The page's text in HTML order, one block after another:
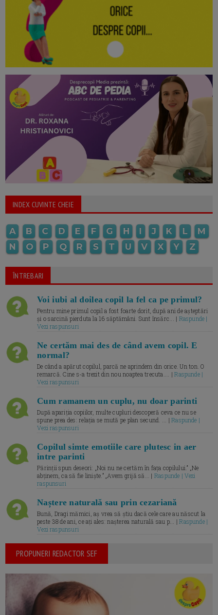
INDEX CUVINTE CHEIE
A B C D E F G H I J K L
M
N
O P Q R S T U V X Y Z
ÎNTREBARI
Voi iubi al doilea copil la fel ca pe primul?
Pentru mine primul copil a fost foarte dorit, după ani de așteptări
și o sarcină pierduta la 16 săptămâni. Sunt însărc... | Raspunde |
Vezi raspunsuri
Ne certăm mai des de când avem copil. E
normal?
De când a apărut copilul, parcă ne aprindem din orice. Un ton. O
remarcă. Cine s-a trezit din nou noaptea trecuta.... |Raspunde |
Vezi raspunsuri
Cum ramanem un cuplu, nu doar parinti
După apariția copiilor, multe cupluri descoperă ceva ce nu se
spune prea des: relația se mută pe plan secund. ... |Raspunde |
Vezi raspunsuri
Copilul simte emotiile care plutesc in aer
intre parinti
Părinții spun deseori: „Noi nu ne certăm în fața copilului.” „Ne
abținem, ca să fie liniște.” „Avem grijă să... | Raspunde | Vezi
raspunsuri
Naștere naturală sau prin cezariană
Bună, Dragi mămici, aș vrea să știu dacă cele care au născut la
peste 38 de ani, ce ați ales: nașterea naturală sau p... |Raspunde |
Vezi raspunsuri
PROPUNERI REDACTOR SEF